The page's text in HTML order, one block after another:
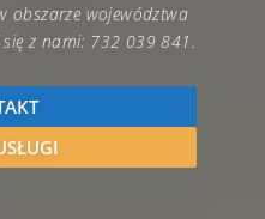
województwa
się z nami: 732 039 841.